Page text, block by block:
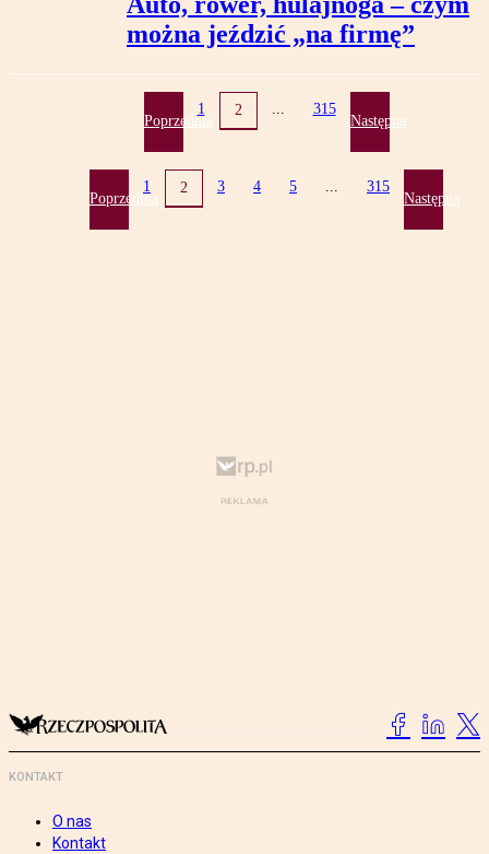
można jeździć „na firmę”
Poprzednia
1 2 315
Następna
Poprzednia
1 2 3 4 5 315
Następna
KONTAKT
O nas
Kontakt